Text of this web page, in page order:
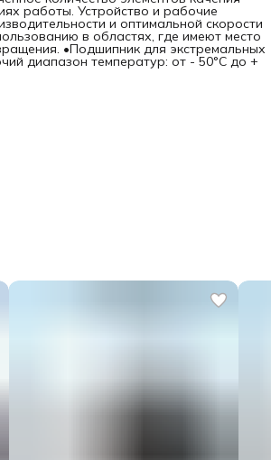
работы. Устройство и рабочие
и оптимальной скорости
в областях, где имеют место
•Подшипник для экстремальных
диапазон температур: от - 50°C до +